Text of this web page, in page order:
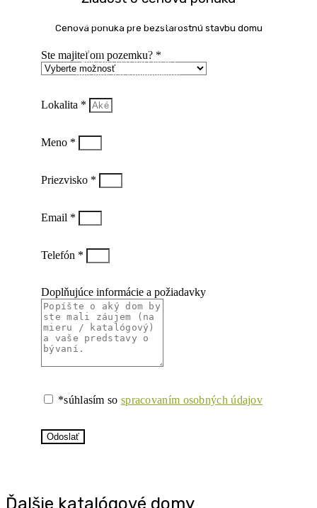
Difúzne otvorená konštrukcia
Rekuperácia
Energetický certifikát A0
Precízna výstavba vďaka
prefabrikácií komponentov
Cenová ponuka pre bezstarostnú stavbu domu
Ste majiteľom pozemku? *
Lokalita *
Meno *
Priezvisko *
Email *
Telefón *
Doplňujúce informácie a požiadavky
*súhlasím so spracovaním osobných údajov
Odoslať
Ďalšie katalógové domy